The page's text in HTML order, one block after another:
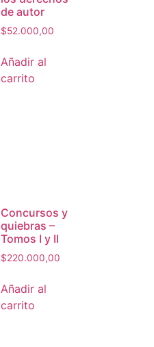
de autor
$52.000,00
Añadir al
carrito
Concursos y
quiebras –
Tomos I y II
$220.000,00
Añadir al
carrito